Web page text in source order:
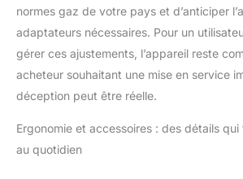
normes gaz de votre pays et d’anticiper
adaptateurs nécessaires. Pour un
gérer ces ajustements, l’appareil reste
acheteur souhaitant une mise en service
déception peut être réelle.
Ergonomie et accessoires : des détails
au quotidien